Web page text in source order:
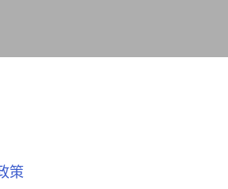
策